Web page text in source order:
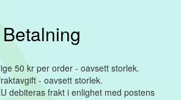
50 kr per order - oavsett storlek.
- oavsett storlek.
debiteras frakt i enlighet med postens